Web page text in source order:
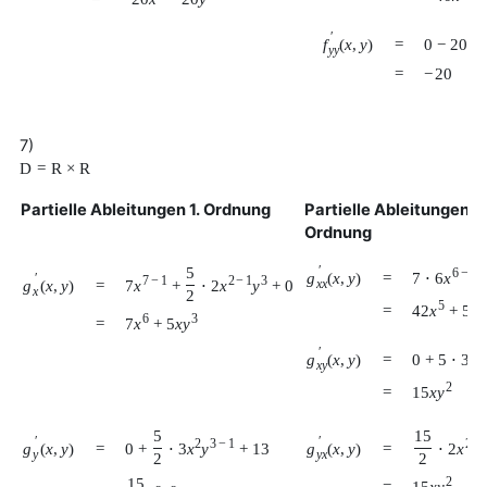
f ′
yy(x, y) = 0 − 20
=
−20
7)
D = R × R
Partielle Ableitungen 1. Ordnung
Partielle Ableitungen 2.
Ordnung
g ′
x(x, y) = 7x7− 1 +
5
2
⋅ 2x2− 1y3 + 0
= 7x6 + 5xy3
g ′
xx(x, y) = 7 ⋅ 6x6−
=
42x5 + 5
g ′
xy(x, y) = 0 + 5 ⋅ 3
= 15xy2
g ′
y(x, y) = 0 +
5
2
⋅ 3x2y3− 1 + 13
15
g ′
yx(x, y) =
15
2
⋅ 2x2
2